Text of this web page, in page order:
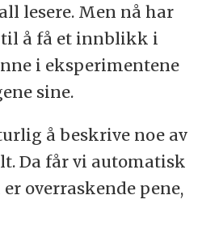
lesere. Men nå har
å få et innblikk i
i eksperimentene
sine.
å beskrive noe av
Da får vi automatisk
overraskende pene,